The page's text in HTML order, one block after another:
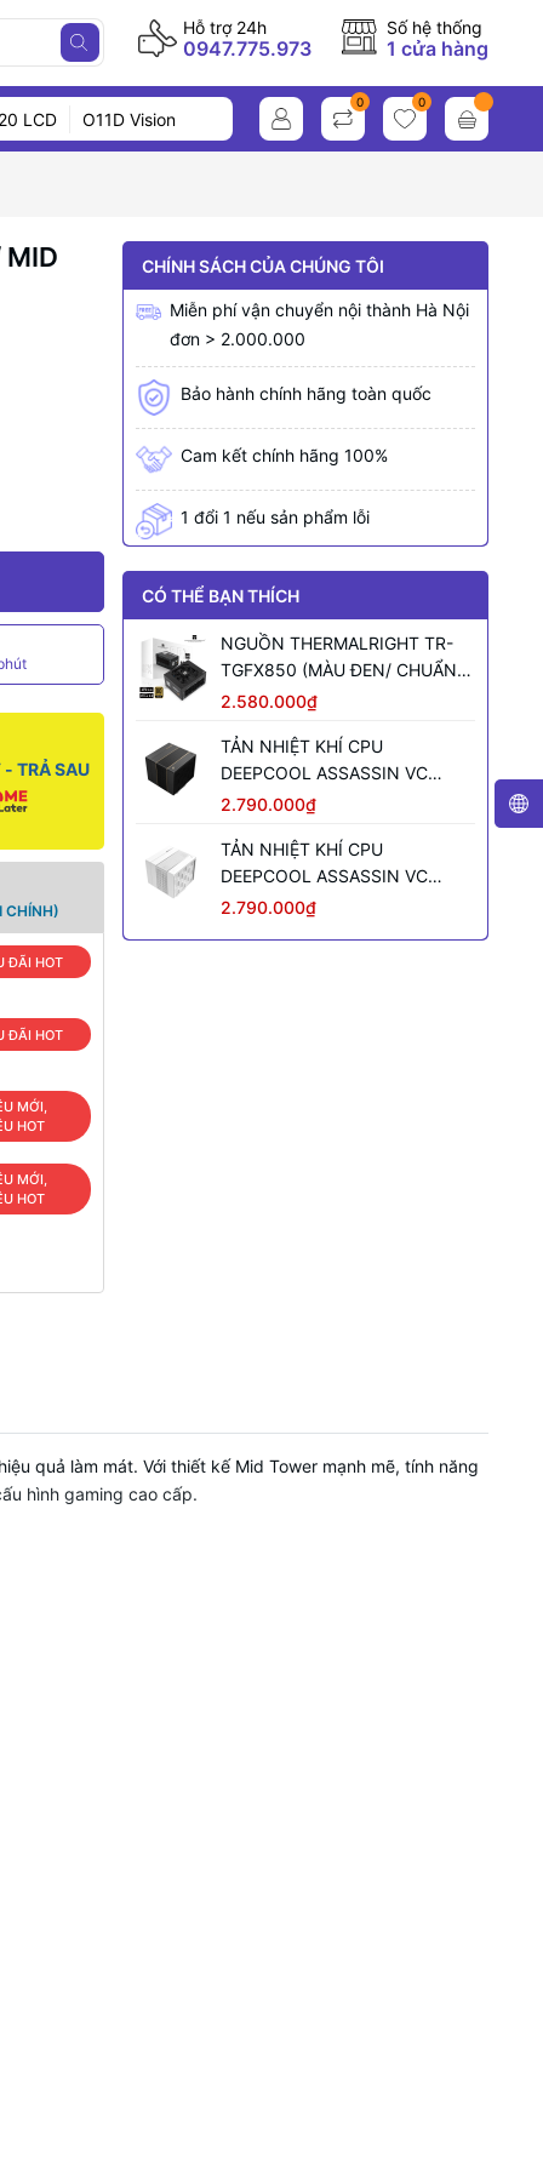
Hỗ trợ 24h
0947.775.973
Số hệ thống
1 cửa hàng
LCD O11D Vision
0 0
MID
TRẢ SAU
CHÍNH)
ĐÃI HOT
ĐÃI HOT
MỚI,
HOT
MỚI,
HOT
CHÍNH SÁCH CỦA CHÚNG TÔI
Miễn phí vận chuyển nội thành Hà Nội
đơn > 2.000.000
Bảo hành chính hãng toàn quốc
Cam kết chính hãng 100%
1 đổi 1 nếu sản phẩm lỗi
CÓ THỂ BẠN THÍCH
NGUỒN THERMALRIGHT TR-
TGFX850 (MÀU ĐEN/ CHUẨN
SFX/ FULL MODULAR/ 850W)
2.580.000₫
TẢN NHIỆT KHÍ CPU
DEEPCOOL ASSASSIN VC
ELITE (MÀU ĐEN)
2.790.000₫
TẢN NHIỆT KHÍ CPU
DEEPCOOL ASSASSIN VC
ELITE WH WH (MÀU TRẮNG)
2.790.000₫
quả làm mát. Với thiết kế Mid Tower mạnh mẽ, tính năng
hình gaming cao cấp.